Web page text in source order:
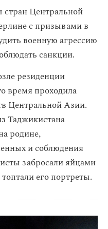
стран Центральной
с призывами в
военную агрессию
санкции.
резиденции
время проходила
Центральной Азии.
Таджикистана
родине,
и соблюдения
забросали яйцами
его портреты.